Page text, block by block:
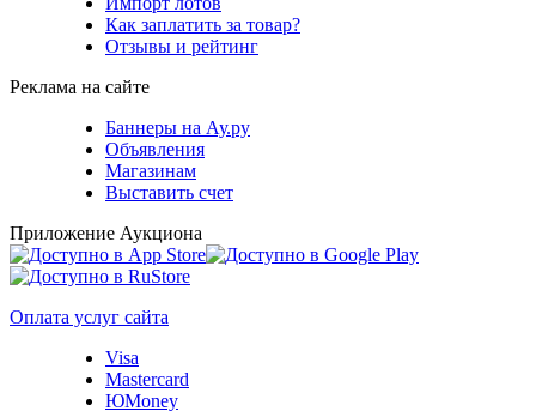
Как заплатить за товар?
Отзывы и рейтинг
Реклама на сайте
Баннеры на Ау.ру
Объявления
Магазинам
Выставить счет
Приложение Аукциона
Оплата услуг сайта
Visa
Mastercard
ЮMoney